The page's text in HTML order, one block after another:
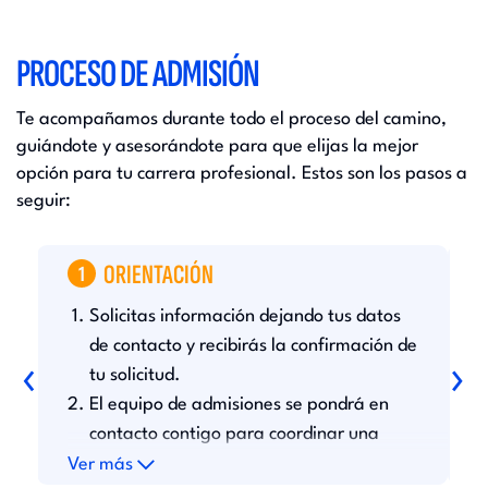
PROCESO DE ADMISIÓN
Te acompañamos durante todo el proceso del camino,
guiándote y asesorándote para que elijas la mejor
opción para tu carrera profesional. Estos son los pasos a
seguir:
1 ORIENTACIÓN
Solicitas información dejando tus datos
de contacto y recibirás la confirmación de
tu solicitud.
El equipo de admisiones se pondrá en
contacto contigo para coordinar una
asesoría personalizada.
Ver más
‹ ›